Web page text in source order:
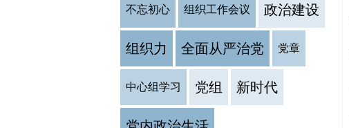
不忘初心 组织工作会议 政治建设
组织力 全面从严治党 党章
中心组学习 党组 新时代